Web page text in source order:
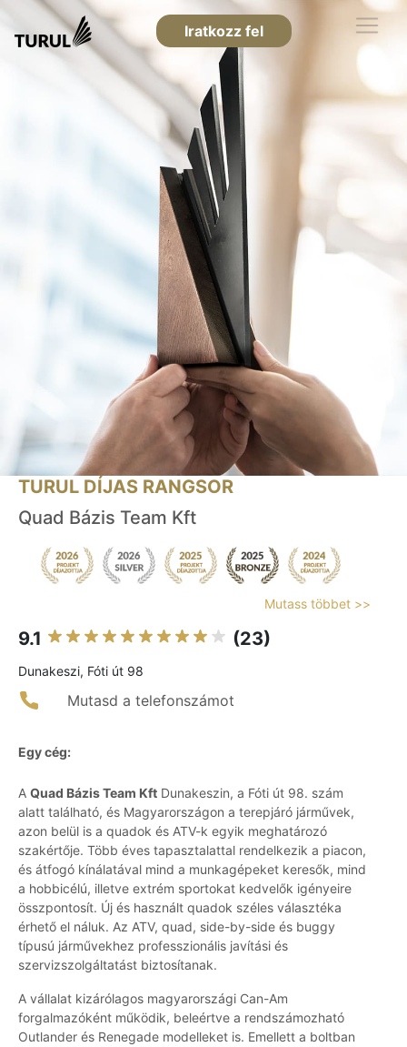
Iratkozz fel
TURUL DÍJAS RANGSOR
Quad Bázis Team Kft
Mutass többet >>
9.1 (23)
Dunakeszi, Fóti út 98
Mutasd a telefonszámot
Egy cég:
A Quad Bázis Team Kft Dunakeszin, a Fóti út 98. szám
alatt található, és Magyarországon a terepjáró járművek,
azon belül is a quadok és ATV-k egyik meghatározó
szakértője. Több éves tapasztalattal rendelkezik a piacon,
és átfogó kínálatával mind a munkagépeket keresők, mind
a hobbicélú, illetve extrém sportokat kedvelők igényeire
összpontosít. Új és használt quadok széles választéka
érhető el náluk. Az ATV, quad, side-by-side és buggy
típusú járművekhez professzionális javítási és
szervizszolgáltatást biztosítanak.
A vállalat kizárólagos magyarországi Can-Am
forgalmazóként működik, beleértve a rendszámozható
Outlander és Renegade modelleket is. Emellett a boltban